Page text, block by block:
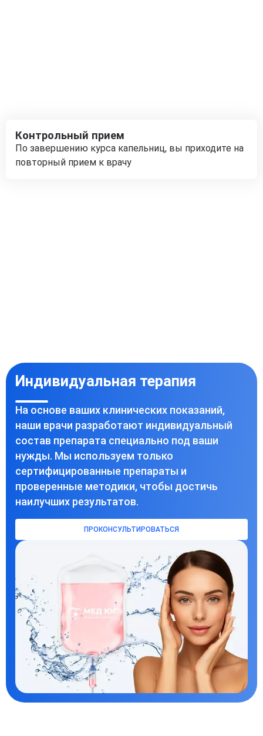
Контрольный прием
По завершению курса капельниц, вы приходите на
повторный прием к врачу
Индивидуальная терапия
На основе ваших клинических показаний,
наши врачи разработают индивидуальный
состав препарата специально под ваши
нужды. Мы используем только
сертифицированные препараты и
проверенные методики, чтобы достичь
наилучших результатов.
ПРОКОНСУЛЬТИРОВАТЬСЯ